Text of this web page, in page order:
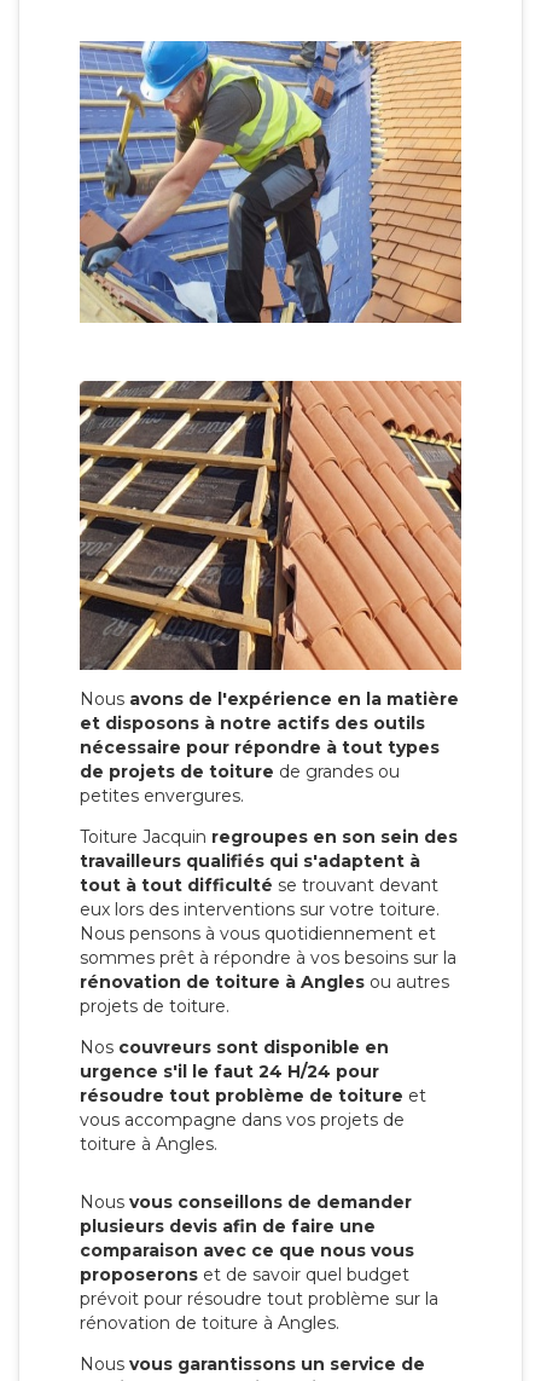
Nous avons de l'expérience en la matière
et disposons à notre actifs des outils
nécessaire pour répondre à tout types
de projets de toiture de grandes ou
petites envergures.
Toiture Jacquin regroupes en son sein des
travailleurs qualifiés qui s'adaptent à
tout à tout difficulté se trouvant devant
eux lors des interventions sur votre toiture.
Nous pensons à vous quotidiennement et
sommes prêt à répondre à vos besoins sur la
rénovation de toiture à Angles ou autres
projets de toiture.
Nos couvreurs sont disponible en
urgence s'il le faut 24 H/24 pour
résoudre tout problème de toiture et
vous accompagne dans vos projets de
toiture à Angles.
Nous vous conseillons de demander
plusieurs devis afin de faire une
comparaison avec ce que nous vous
proposerons et de savoir quel budget
prévoit pour résoudre tout problème sur la
rénovation de toiture à Angles.
Nous vous garantissons un service de